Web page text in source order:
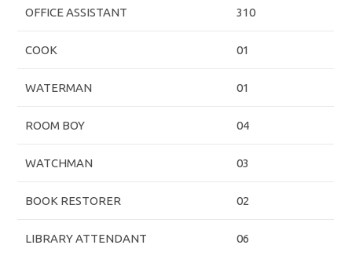
OFFICE ASSISTANT 310
COOK 01
WATERMAN 01
ROOM BOY 04
WATCHMAN 03
BOOK RESTORER 02
LIBRARY ATTENDANT 06